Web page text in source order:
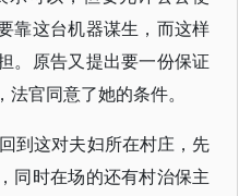
靠这台机器谋生，而这样
。原告又提出要一份保证
官同意了她的条件。
到这对夫妇所在村庄，先
同时在场的还有村治保主